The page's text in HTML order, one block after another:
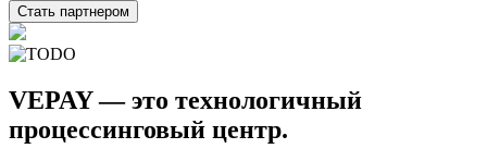
Стать партнером
VEPAY — это технологичный
процессинговый центр.